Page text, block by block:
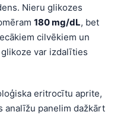
Nieru glikozes
180 mg/dL, bet
cilvēkiem un
var izdalīties
eritrocītu aprite,
analīžu panelim dažkārt